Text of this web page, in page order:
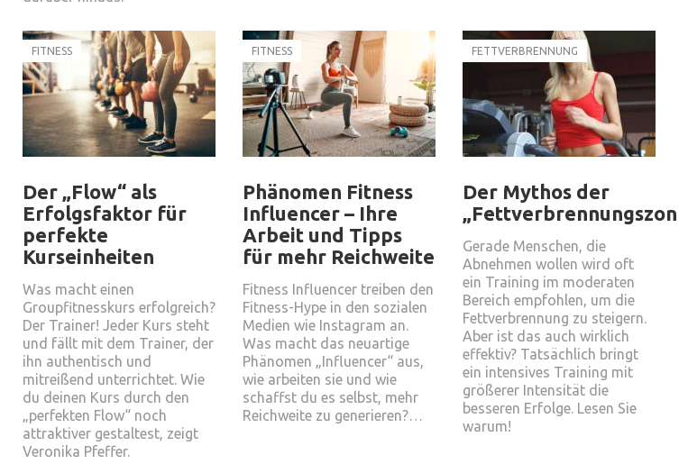
FITNESS
Der „Flow“ als
Erfolgsfaktor für
perfekte
Kurseinheiten
Was macht einen
Groupfitnesskurs erfolgreich?
Der Trainer! Jeder Kurs steht
und fällt mit dem Trainer, der
ihn authentisch und
mitreißend unterrichtet. Wie
du deinen Kurs durch den
„perfekten Flow“ noch
attraktiver gestaltest, zeigt
Veronika Pfeffer.
FITNESS
Phänomen Fitness
Influencer – Ihre
Arbeit und Tipps
für mehr Reichweite
Fitness Influencer treiben den
Fitness-Hype in den sozialen
Medien wie Instagram an.
Was macht das neuartige
Phänomen „Influencer“ aus,
wie arbeiten sie und wie
schaffst du es selbst, mehr
Reichweite zu generieren?…
FETTVERBRENNUNG
Der Mythos der
„Fettverbrennungszone“
Gerade Menschen, die
Abnehmen wollen wird oft
ein Training im moderaten
Bereich empfohlen, um die
Fettverbrennung zu steigern.
Aber ist das auch wirklich
effektiv? Tatsächlich bringt
ein intensives Training mit
größerer Intensität die
besseren Erfolge. Lesen Sie
warum!